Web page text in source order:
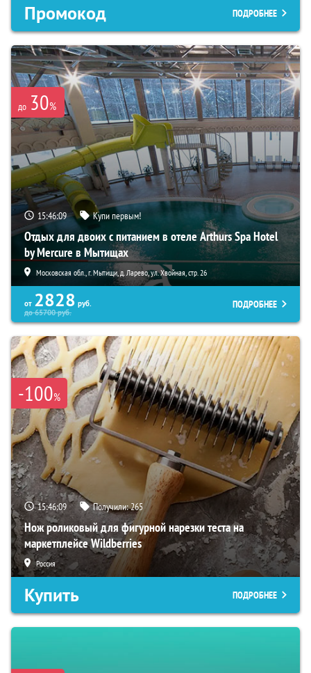
Промокод ПОДРОБНЕЕ
до 30%
15:46:08 Купи первым!
Отдых для двоих с питанием в отеле Arthurs Spa Hotel
by Mercure в Мытищах
Московская обл., г. Мытищи, д. Ларево, ул. Хвойная, стр. 26
от 2828 руб.
до65700руб.
ПОДРОБНЕЕ
-100%
15:46:08 Получили:265
Нож роликовый для фигурной нарезки теста на
маркетплейсе Wildberries
Россия
Купить ПОДРОБНЕЕ